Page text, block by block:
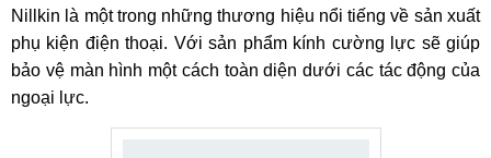
Nillkin là một trong những thương hiệu nổi tiếng về sản xuất
phụ kiện điện thoại. Với sản phẩm kính cường lực sẽ giúp
bảo vệ màn hình một cách toàn diện dưới các tác động của
ngoại lực.